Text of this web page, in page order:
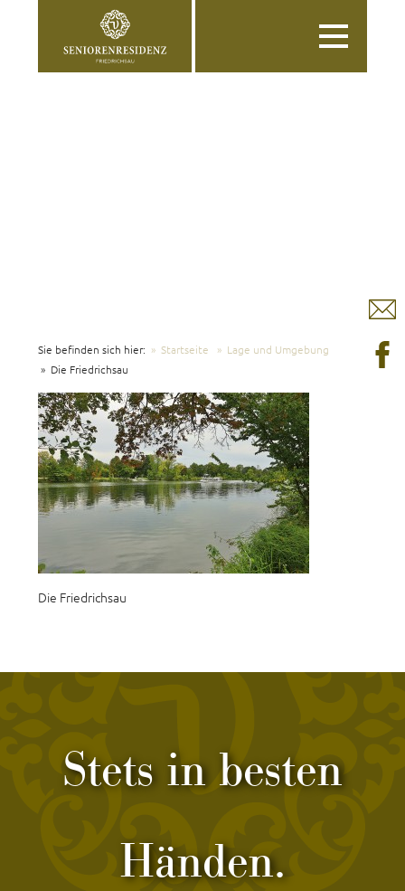
Toggle
Sie befinden sich hier: Startseite
Lage und Umgebung
Die Friedrichsau
Die Friedrichsau
Stets in besten
Händen.